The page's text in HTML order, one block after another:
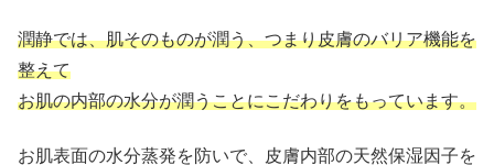
潤静では、肌そのものが潤う、つまり皮膚のバリア機能を
整えて
お肌の内部の水分が潤うことにこだわりをもっています。
お肌表面の水分蒸発を防いで、皮膚内部の天然保湿因子を